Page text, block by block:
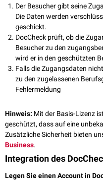
Der Besucher gibt seine
Die Daten werden
geschickt.
DocCheck prüft, ob die
Besucher zu den
wird er in den geschützten
Falls die Zugangsdaten
zu den zugelassenen
Fehlermeldung
Hinweis: Mit der Basis-Lizenz
geschützt, dass auf eine
Zusätzliche Sicherheit bieten
Business.
Integration des
Legen Sie einen Account in